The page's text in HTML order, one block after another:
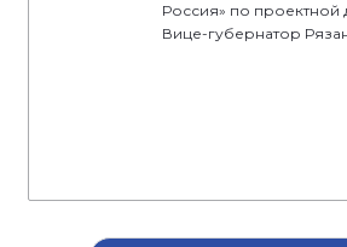
Россия» по проектной
Вице-губернатор